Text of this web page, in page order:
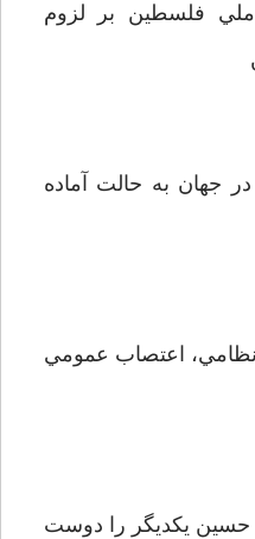
فلسطين بر لزوم
جهان به حالت آماده
اعتصاب عمومي
يكديگر را دوست